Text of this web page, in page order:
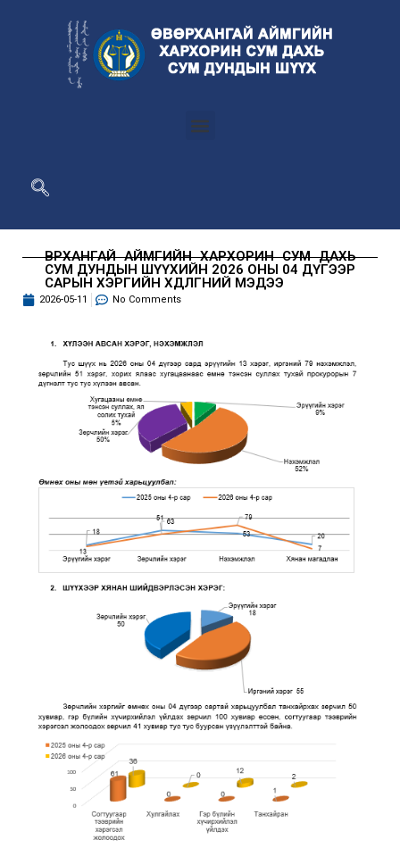
ӨВӨРХАНГАЙ АЙМГИЙН ХАРХОРИН СУМ ДАХЬ
СУМ ДУНДЫН ШҮҮХИЙН 2026 ОНЫ 04 ДҮГЭЭР
САРЫН ХЭРГИЙН ХӨДӨЛГӨӨНИЙ МЭДЭЭ
2026-05-11 No Comments